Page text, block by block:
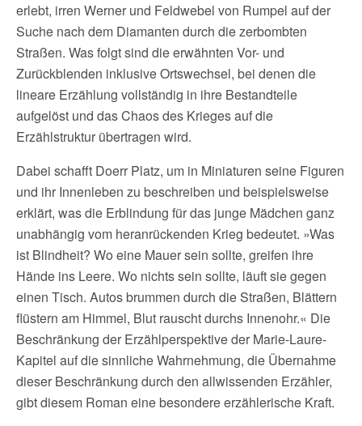
erlebt, irren Werner und Feldwebel von Rumpel auf der
Suche nach dem Diamanten durch die zerbombten
Straßen. Was folgt sind die erwähnten Vor- und
Zurückblenden inklusive Ortswechsel, bei denen die
lineare Erzählung vollständig in ihre Bestandteile
aufgelöst und das Chaos des Krieges auf die
Erzählstruktur übertragen wird.
Dabei schafft Doerr Platz, um in Miniaturen seine Figuren
und ihr Innenleben zu beschreiben und beispielsweise
erklärt, was die Erblindung für das junge Mädchen ganz
unabhängig vom heranrückenden Krieg bedeutet. »Was
ist Blindheit? Wo eine Mauer sein sollte, greifen ihre
Hände ins Leere. Wo nichts sein sollte, läuft sie gegen
einen Tisch. Autos brummen durch die Straßen, Blättern
flüstern am Himmel, Blut rauscht durchs Innenohr.« Die
Beschränkung der Erzählperspektive der Marie-Laure-
Kapitel auf die sinnliche Wahrnehmung, die Übernahme
dieser Beschränkung durch den allwissenden Erzähler,
gibt diesem Roman eine besondere erzählerische Kraft.